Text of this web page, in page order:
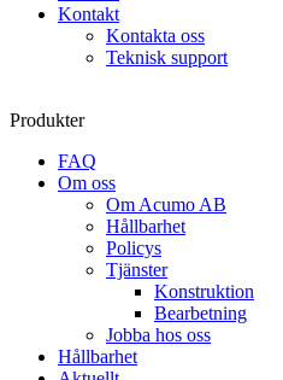
Kontakt
Kontakta oss
Teknisk support
Produkter
FAQ
Om oss
Om Acumo AB
Hållbarhet
Policys
Tjänster
Konstruktion
Bearbetning
Jobba hos oss
Hållbarhet